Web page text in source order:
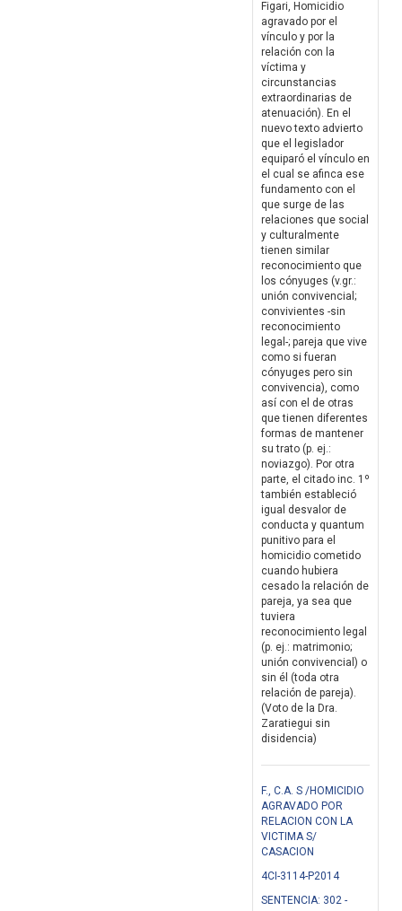
Figari, Homicidio
agravado por el
vínculo y por la
relación con la
víctima y
circunstancias
extraordinarias de
atenuación). En el
nuevo texto advierto
que el legislador
equiparó el vínculo en
el cual se afinca ese
fundamento con el
que surge de las
relaciones que social
y culturalmente
tienen similar
reconocimiento que
los cónyuges (v.gr.:
unión convivencial;
convivientes -sin
reconocimiento
legal-; pareja que vive
como si fueran
cónyuges pero sin
convivencia), como
así con el de otras
que tienen diferentes
formas de mantener
su trato (p. ej.:
noviazgo). Por otra
parte, el citado inc. 1º
también estableció
igual desvalor de
conducta y quantum
punitivo para el
homicidio cometido
cuando hubiera
cesado la relación de
pareja, ya sea que
tuviera
reconocimiento legal
(p. ej.: matrimonio;
unión convivencial) o
sin él (toda otra
relación de pareja).
(Voto de la Dra.
Zaratiegui sin
disidencia)
F., C.A. S /HOMICIDIO
AGRAVADO POR
RELACION CON LA
VICTIMA S/
CASACION
4CI-3114-P2014
SENTENCIA: 302 -